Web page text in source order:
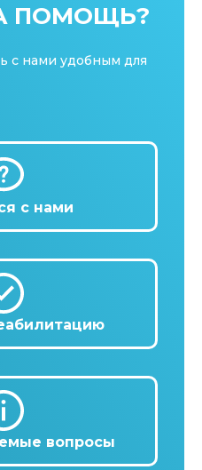
ПОМОЩЬ?
с нами удобным для
с нами
вопросы